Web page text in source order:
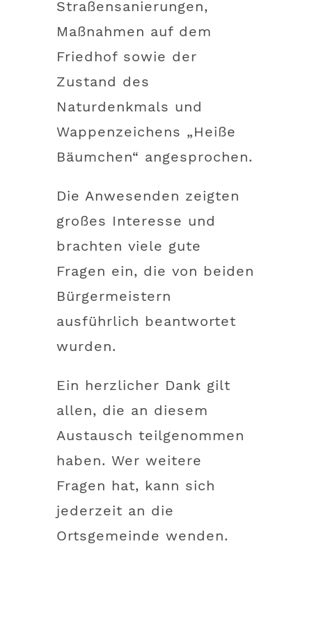
Straßensanierungen,
Maßnahmen auf dem
Friedhof sowie der
Zustand des
Naturdenkmals und
Wappenzeichens „Heiße
Bäumchen“ angesprochen.
Die Anwesenden zeigten
großes Interesse und
brachten viele gute
Fragen ein, die von beiden
Bürgermeistern
ausführlich beantwortet
wurden.
Ein herzlicher Dank gilt
allen, die an diesem
Austausch teilgenommen
haben. Wer weitere
Fragen hat, kann sich
jederzeit an die
Ortsgemeinde wenden.